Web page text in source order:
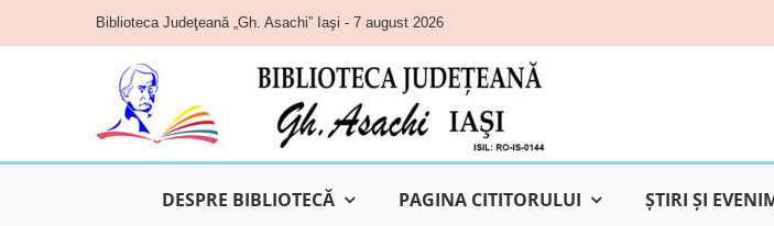
content
Biblioteca Judeţeană „Gh. Asachi” Iaşi - 7 august 2026
DESPRE BIBLIOTECĂ PAGINA CITITORULUI ŞTIRI ŞI